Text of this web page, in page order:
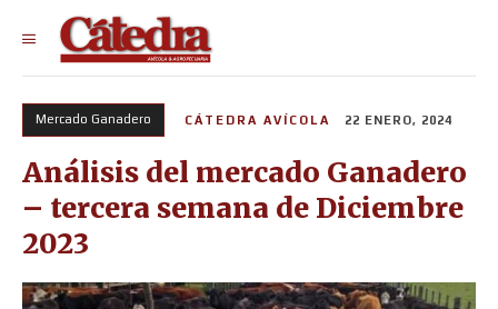
Mercado Ganadero CÁTEDRA AVÍCOLA 22 ENERO, 2024
Análisis del mercado Ganadero
– tercera semana de Diciembre
2023